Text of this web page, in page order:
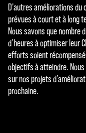
D’autres améliorations
prévues à court et à long
Nous savons que nombre
d’heures à optimiser leur
efforts soient
objectifs à atteindre.
sur nos projets
prochaine.